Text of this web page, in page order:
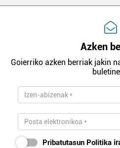
Azken
Goierriko azken berriak jakin
Pribatutasun Politika